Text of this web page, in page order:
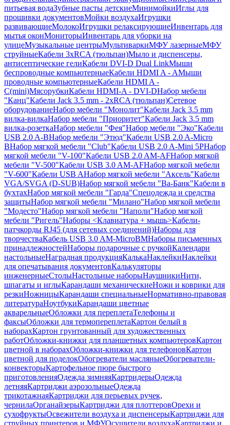
питьевая водаЗубные пасты детскиеМинимойкиИглы для
прошивки документовМойки воздухаИгрушки
развивающиеМолокоИгрушки релаксирующиеИнвентарь для
мытья оконМониторыИнвентарь для уборки на
улицеМузыкальные центрыМультиваркиМФУ лазерныеМФУ
струйныеКабели 3xRCA (тюльпан)Мыло и диспенсеры,
антисептические гелиКабели DVI-D Dual LinkМыши
беспроводные компьютерныеКабели HDMI A - AМыши
проводные компьютерныеКабели HDMI A -
C(mini)МясорубкиКабели HDMI-A - DVI-DНабор мебели
"Канц"Кабели Jack 3.5 mm - 2xRCA (тюльпан)Сетевое
оборудованиеНабор мебели "Монолит"Кабели Jack 3.5 mm
вилка-вилкаНабор мебели "Приоритет"Кабели Jack 3.5 mm
вилка-розеткаНабор мебели "Фея"Набор мебели "Эко"Кабели
USB 2.0 A-BНабор мебели "Этюд"Кабели USB 2.0 A-Micro
BНабор мягкой мебели "Club"Кабели USB 2.0 A-Mini 5PНабор
мягкой мебели "V-100"Кабели USB 2.0 AM-AFНабор мягкой
мебели "V-500"Кабели USB 3.0 AM-AFНабор мягкой мебели
"V-600"Кабели USB AНабор мягкой мебели "Аксель"Кабели
VGA/SVGA (D-SUB)Набор мягкой мебели "Ва-Банк"Кабели в
бухтахНабор мягкой мебели "Гарда"Спецодежда и средства
защитыНабор мягкой мебели "Милано"Набор мягкой мебели
"Модесто"Набор мягкой мебели "Наполи"Набор мягкой
мебели "Ригель"Наборы <Клавиатура + мышь>Кабели-
патчкорды RJ45 (для сетевых соединений)Наборы для
творчестваКабель USB 3.0 AM-MicroBMНаборы письменных
принадлежностейНаборы подарочные с ручкойКалендари
настольныеНаградная продукцияКалькаНаклейкиНаклейки
для опечатывания документовКалькуляторы
инженерныеСтолыНастольные наборыНаушникиНити,
шпагаты и иглыКарандаши механическиеНожи и коврики для
резкиНожницыКарандаши специальныеНормативно-правовая
литератураНоутбукиКарандаши цветные
акварельныеОбложки для переплетаТелефоны и
факсыОбложки для термопереплетаКартон белый в
наборахКартон грунтованный для художественных
работОбложки-книжки для планшетных компьютеровКартон
цветной в наборахОбложки-книжки для телефоновКартон
цветной для поделокОбогреватели масляныеОбогреватели-
конвекторыКартофельное пюре быстрого
приготовленияОдежда зимняяКартридерыОдежда
летняяКартриджи аэрозольныеОдежда
трикотажнаяКартриджи для перьевых ручек,
чернилаОрганайзерыКартриджи для плоттеровОрехи и
сухофруктыОсвежители воздуха и диспенсерыКартриджи для
струйных принтеров и МФУОсушители воздухаКартриджи и